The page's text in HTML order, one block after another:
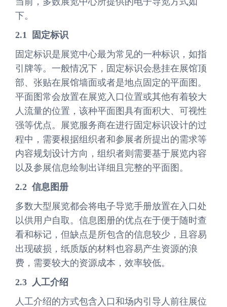
下。
2.1 固定标识
固定标识是展览中心最为常见的一种标识，如指
引牌等。一般情况下，固定标识会悬挂在展馆顶
部、张贴在展馆墙面或者是地点固定的平面图。
平面图常会放置在展览入口位置或其他有着较大
人流量的位置，该种平面图具有面积大、可视性
强等优点。展览服务商在进行固定标识设计的过
程中，需要根据组织者和参展者所提出的需求等
内容规划设计方向，组织者则需要基于展览内容
以及参展信息绘制出详细且完整的平面图。
2.2 信息图册
多数大型展览都会将电子导览手册放置在入口处
以供用户自取。信息图册的优点在于便于随时查
看和标记，但缺点是所包含的信息较少，且容易
出现破损，纸质版的材料也容易产生资源的浪
费，需要较大的资源成本，效率较低。
2.3 人工介绍
人工介绍的方式包含入口和场内引导人前往展位